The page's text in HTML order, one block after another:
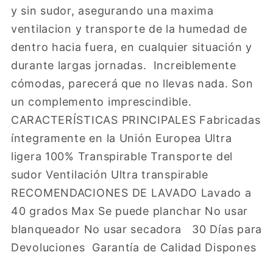
y sin sudor, asegurando una maxima
ventilacion y transporte de la humedad de
dentro hacia fuera, en cualquier situación y
durante largas jornadas. Increiblemente
cómodas, parecerá que no llevas nada. Son
un complemento imprescindible.
CARACTERÍSTICAS PRINCIPALES Fabricadas
íntegramente en la Unión Europea Ultra
ligera 100% Transpirable Transporte del
sudor Ventilación Ultra transpirable
RECOMENDACIONES DE LAVADO Lavado a
40 grados Max Se puede planchar No usar
blanqueador No usar secadora 30 Días para
Devoluciones Garantía de Calidad Dispones